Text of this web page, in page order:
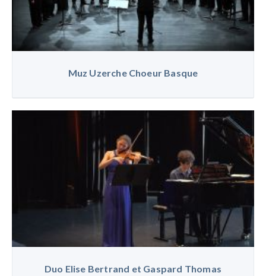
Muz Uzerche Choeur Basque
Duo Elise Bertrand et Gaspard Thomas